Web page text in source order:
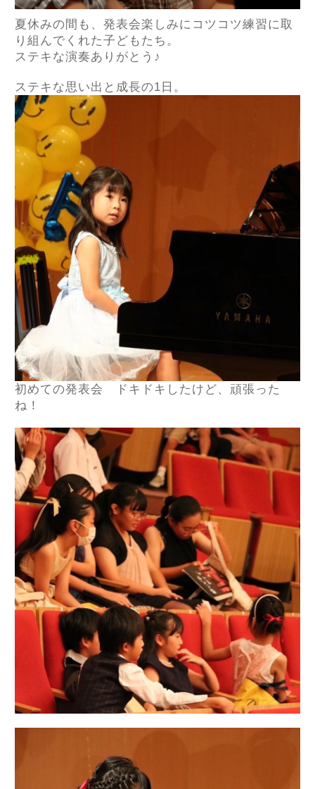
夏休みの間も、発表会楽しみにコツコツ練習に取
り組んでくれた子どもたち。
ステキな演奏ありがとう♪
ステキな思い出と成長の1日。
初めての発表会 ドキドキしたけど、頑張った
ね！